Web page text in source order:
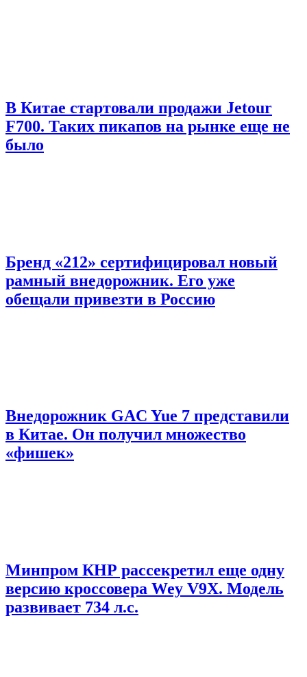
В Китае стартовали продажи Jetour
F700. Таких пикапов на рынке еще не
было
Бренд «212» сертифицировал новый
рамный внедорожник. Его уже
обещали привезти в Россию
Внедорожник GAC Yue 7 представили
в Китае. Он получил множество
«фишек»
Минпром КНР рассекретил еще одну
версию кроссовера Wey V9X. Модель
развивает 734 л.с.